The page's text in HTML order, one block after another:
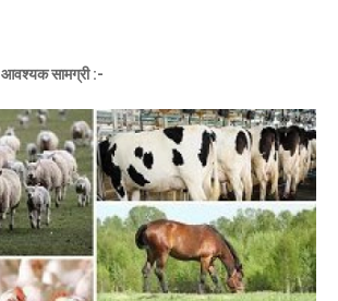
आवश्यक सामग्री :-